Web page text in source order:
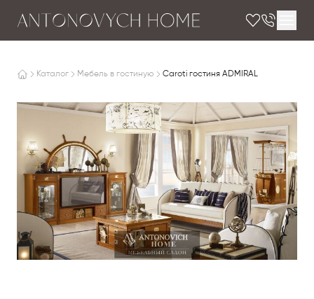
Каталог Мебель в гостиную Caroti гостиня ADMIRAL